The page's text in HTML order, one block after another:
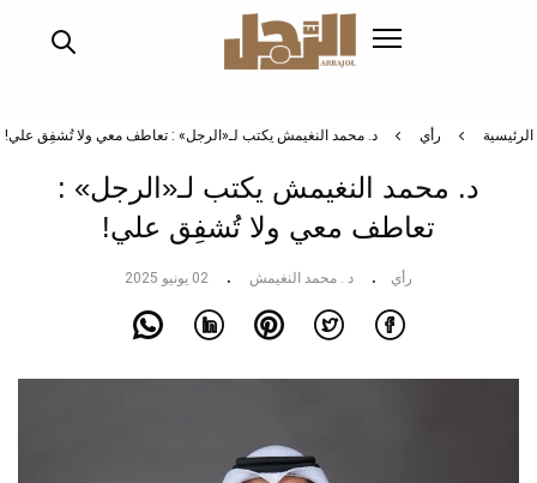
الرئيسية رأي د. محمد النغيمش يكتب لـ«الرجل» : تعاطف معي ولا تُشفِق علي!
د. محمد النغيمش يكتب لـ«الرجل» :
تعاطف معي ولا تُشفِق علي!
رأي د . محمد النغيمش 02 يونيو 2025